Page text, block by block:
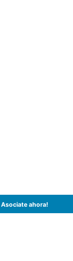
Asociate ahora!